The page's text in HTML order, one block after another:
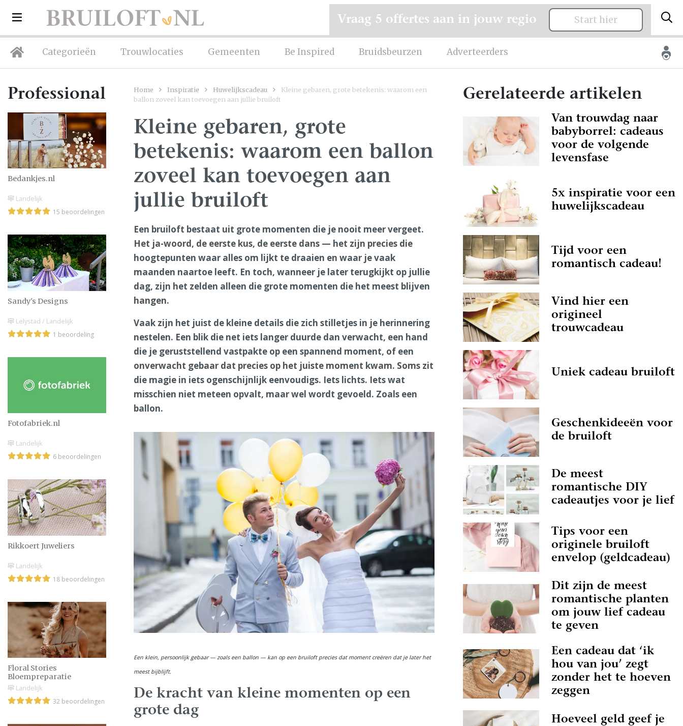
Categorieën Trouwlocaties Gemeenten Be Inspired Bruidsbeurzen Adverteerders
Vraag 5 offertes aan in jouw regio Start hier
Professionals
Bedankjes.nl
Landelijk
15 beoordelingen
Sandy's Designs
Lelystad / Landelijk
1 beoordeling
Fotofabriek.nl
Landelijk
6 beoordelingen
Rikkoert Juweliers
Landelijk
18 beoordelingen
Floral Stories
Bloempreparatie
Landelijk
32 beoordelingen
Home Inspiratie Huwelijkscadeau
Kleine gebaren, grote betekenis: waarom een
ballon zoveel kan toevoegen aan jullie bruiloft
Kleine gebaren, grote
betekenis: waarom een ballon
zoveel kan toevoegen aan
jullie bruiloft
Een bruiloft bestaat uit grote momenten die je nooit meer vergeet.
Het ja-woord, de eerste kus, de eerste dans — het zijn precies die
hoogtepunten waar alles om lijkt te draaien en waar je vaak
maanden naartoe leeft. En toch, wanneer je later terugkijkt op jullie
dag, zijn het zelden alleen die grote momenten die het meest blijven
hangen.
Vaak zijn het juist de kleine details die zich stilletjes in je herinnering
nestelen. Een blik die net iets langer duurde dan verwacht, een hand
die je geruststellend vastpakte op een spannend moment, of een
onverwacht gebaar dat precies op het juiste moment kwam. Soms zit
die magie in iets ogenschijnlijk eenvoudigs. Iets lichts. Iets wat
misschien niet meteen opvalt, maar wel wordt gevoeld. Zoals een
ballon.
Een klein, persoonlijk gebaar — zoals een ballon — kan op een bruiloft precies dat moment creëren dat je later het
meest bijblijft.
De kracht van kleine momenten op een
grote dag
Gerelateerde artikelen
Van trouwdag naar
babyborrel: cadeaus
voor de volgende
levensfase
5x inspiratie voor een
huwelijkscadeau
Tijd voor een
romantisch cadeau!
Vind hier een
origineel
trouwcadeau
Uniek cadeau bruiloft
Geschenkideeën voor
de bruiloft
De meest
romantische DIY
cadeautjes voor je lief
Tips voor een
originele bruiloft
envelop (geldcadeau)
Dit zijn de meest
romantische planten
om jouw lief cadeau
te geven
Een cadeau dat ‘ik
hou van jou’ zegt
zonder het te hoeven
zeggen
Hoeveel geld geef je